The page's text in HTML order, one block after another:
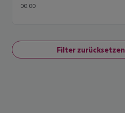
00:00
Filter zurücksetzen